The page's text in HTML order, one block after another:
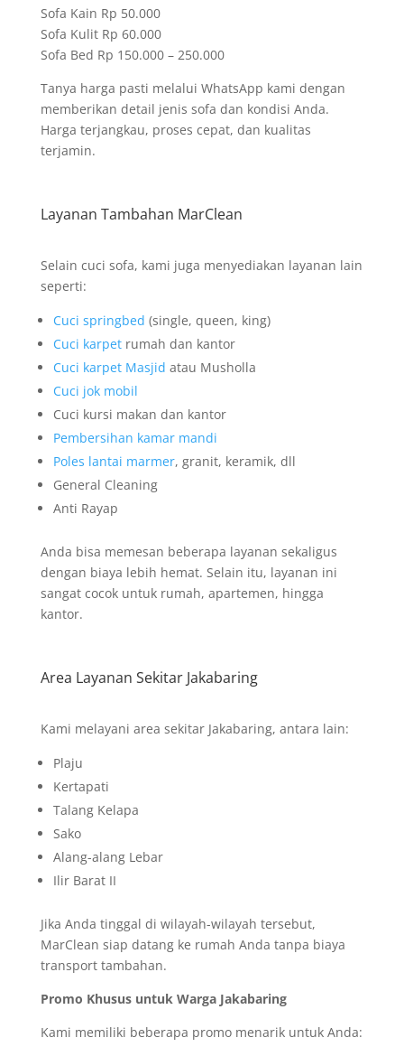
Sofa Kain Rp 50.000
Sofa Kulit Rp 60.000
Sofa Bed Rp 150.000 – 250.000
Tanya harga pasti melalui WhatsApp kami dengan
memberikan detail jenis sofa dan kondisi Anda.
Harga terjangkau, proses cepat, dan kualitas
terjamin.
Layanan Tambahan MarClean
Selain cuci sofa, kami juga menyediakan layanan lain
seperti:
Cuci springbed (single, queen, king)
Cuci karpetrumah dan kantor
Cuci karpet Masjid atau Musholla
Cuci jok mobil
Cuci kursi makan dan kantor
Pembersihan kamar mandi
Poles lantai marmer, granit, keramik, dll
General Cleaning
Anti Rayap
Anda bisa memesan beberapa layanan sekaligus
dengan biaya lebih hemat. Selain itu, layanan ini
sangat cocok untuk rumah, apartemen, hingga
kantor.
Area Layanan Sekitar Jakabaring
Kami melayani area sekitar Jakabaring, antara lain:
Plaju
Kertapati
Talang Kelapa
Sako
Alang-alang Lebar
Ilir Barat II
Jika Anda tinggal di wilayah-wilayah tersebut,
MarClean siap datang ke rumah Anda tanpa biaya
transport tambahan.
Promo Khusus untuk Warga Jakabaring
Kami memiliki beberapa promo menarik untuk Anda: